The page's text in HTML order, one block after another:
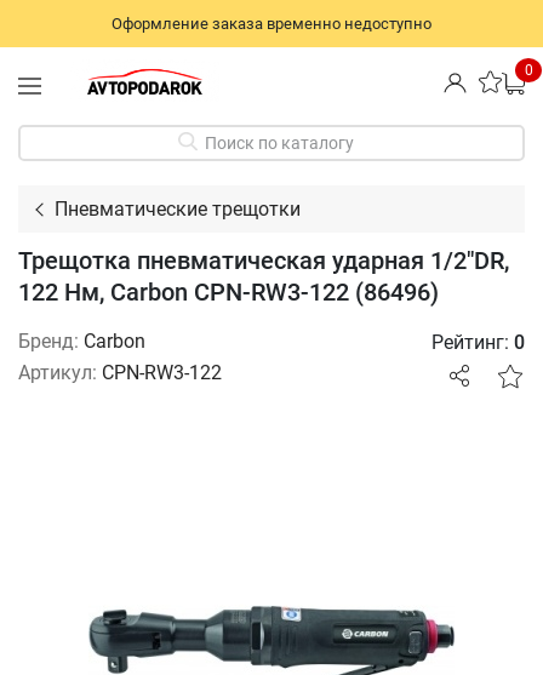
Оформление заказа временно недоступно
0
Поиск по каталогу
Пневматические трещотки
Трещотка пневматическая ударная 1/2"DR,
122 Нм, Carbon CPN-RW3-122 (86496)
Бренд: Carbon
Артикул: CPN-RW3-122
Рейтинг: 0